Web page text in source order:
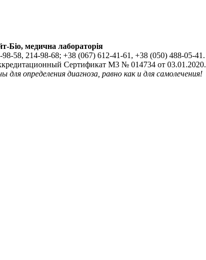
Біо, медична лабораторія
58, 214-98-68; +38 (067) 612-41-61, +38 (050) 488-05-41.
Сертификат М3 № 014734 от 03.01.2020.
определения диагноза, равно как и для самолечения!